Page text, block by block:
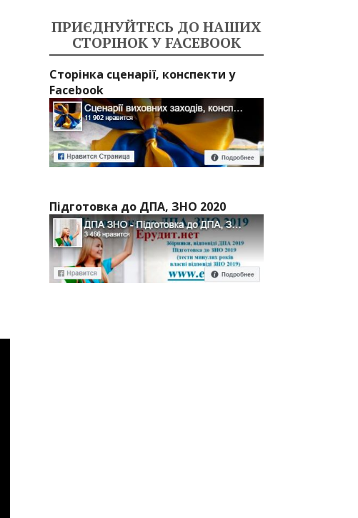
ПРИЄДНУЙТЕСЬ ДО НАШИХ
СТОРІНОК У FACEBOOK
Сторінка сценарії, конспекти у
Facebook
Підготовка до ДПА, ЗНО 2020